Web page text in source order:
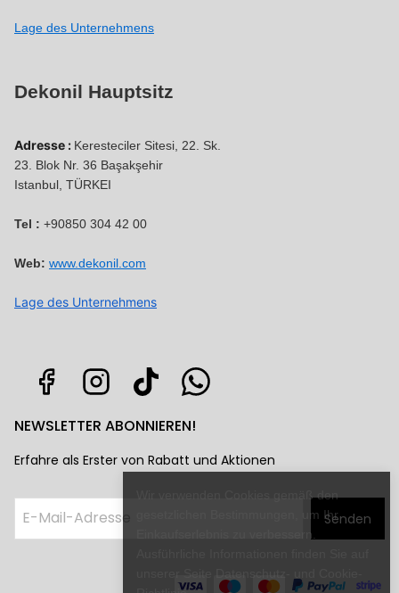
Wir verwenden Cookies gemäß den
gesetzlichen Bestimmungen, um Ihr
Einkaufserlebnis zu verbessern.
Lage des Unternehmens
Dekonil Hauptsitz
Adresse : Keresteciler Sitesi, 22. Sk.
23. Blok Nr. 36 Başakşehir
Istanbul, TÜRKEI
Tel : +90850 304 42 00
Web: www.dekonil.com
Lage des Unternehmens
NEWSLETTER ABONNIEREN!
Erfahre als Erster von Rabatt und Aktionen
Senden